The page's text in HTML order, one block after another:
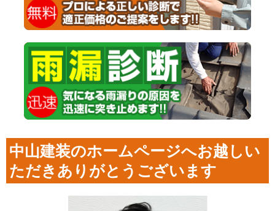
中山建装のホームページへお越しい
ただきありがとうございます